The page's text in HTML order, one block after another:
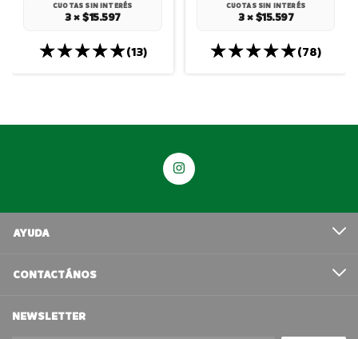
CUOTAS SIN INTERÉS
3 × $15.597
(13)
CUOTAS SIN INTERÉS
3 × $15.597
(78)
AYUDA
CONTACTÁNOS
NEWSLETTER